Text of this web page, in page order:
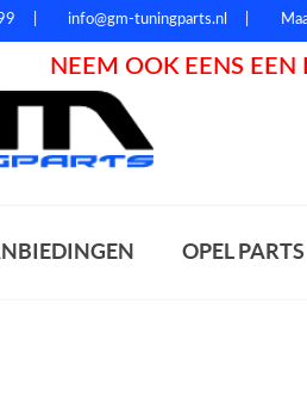
info@gm-tuningparts.nl
NEEM OOK EENS EEN
OPEL PARTS